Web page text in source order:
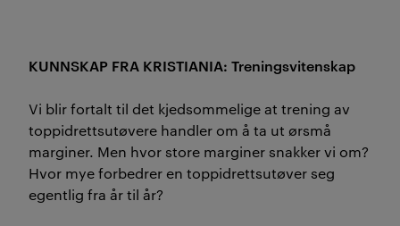
KUNNSKAP FRA KRISTIANIA: Treningsvitenskap
Vi blir fortalt til det kjedsommelige at trening av
toppidrettsutøvere handler om å ta ut ørsmå
marginer. Men hvor store marginer snakker vi om?
Hvor mye forbedrer en toppidrettsutøver seg
egentlig fra år til år?